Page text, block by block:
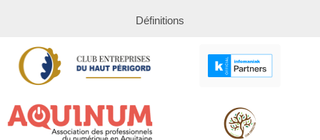
Définitions